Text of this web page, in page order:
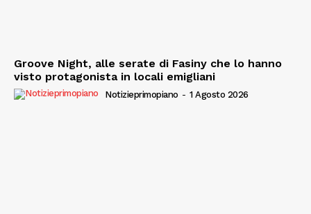
Groove Night, alle serate di Fasiny che lo hanno
visto protagonista in locali emigliani
Notizieprimopiano - 1 Agosto 2026